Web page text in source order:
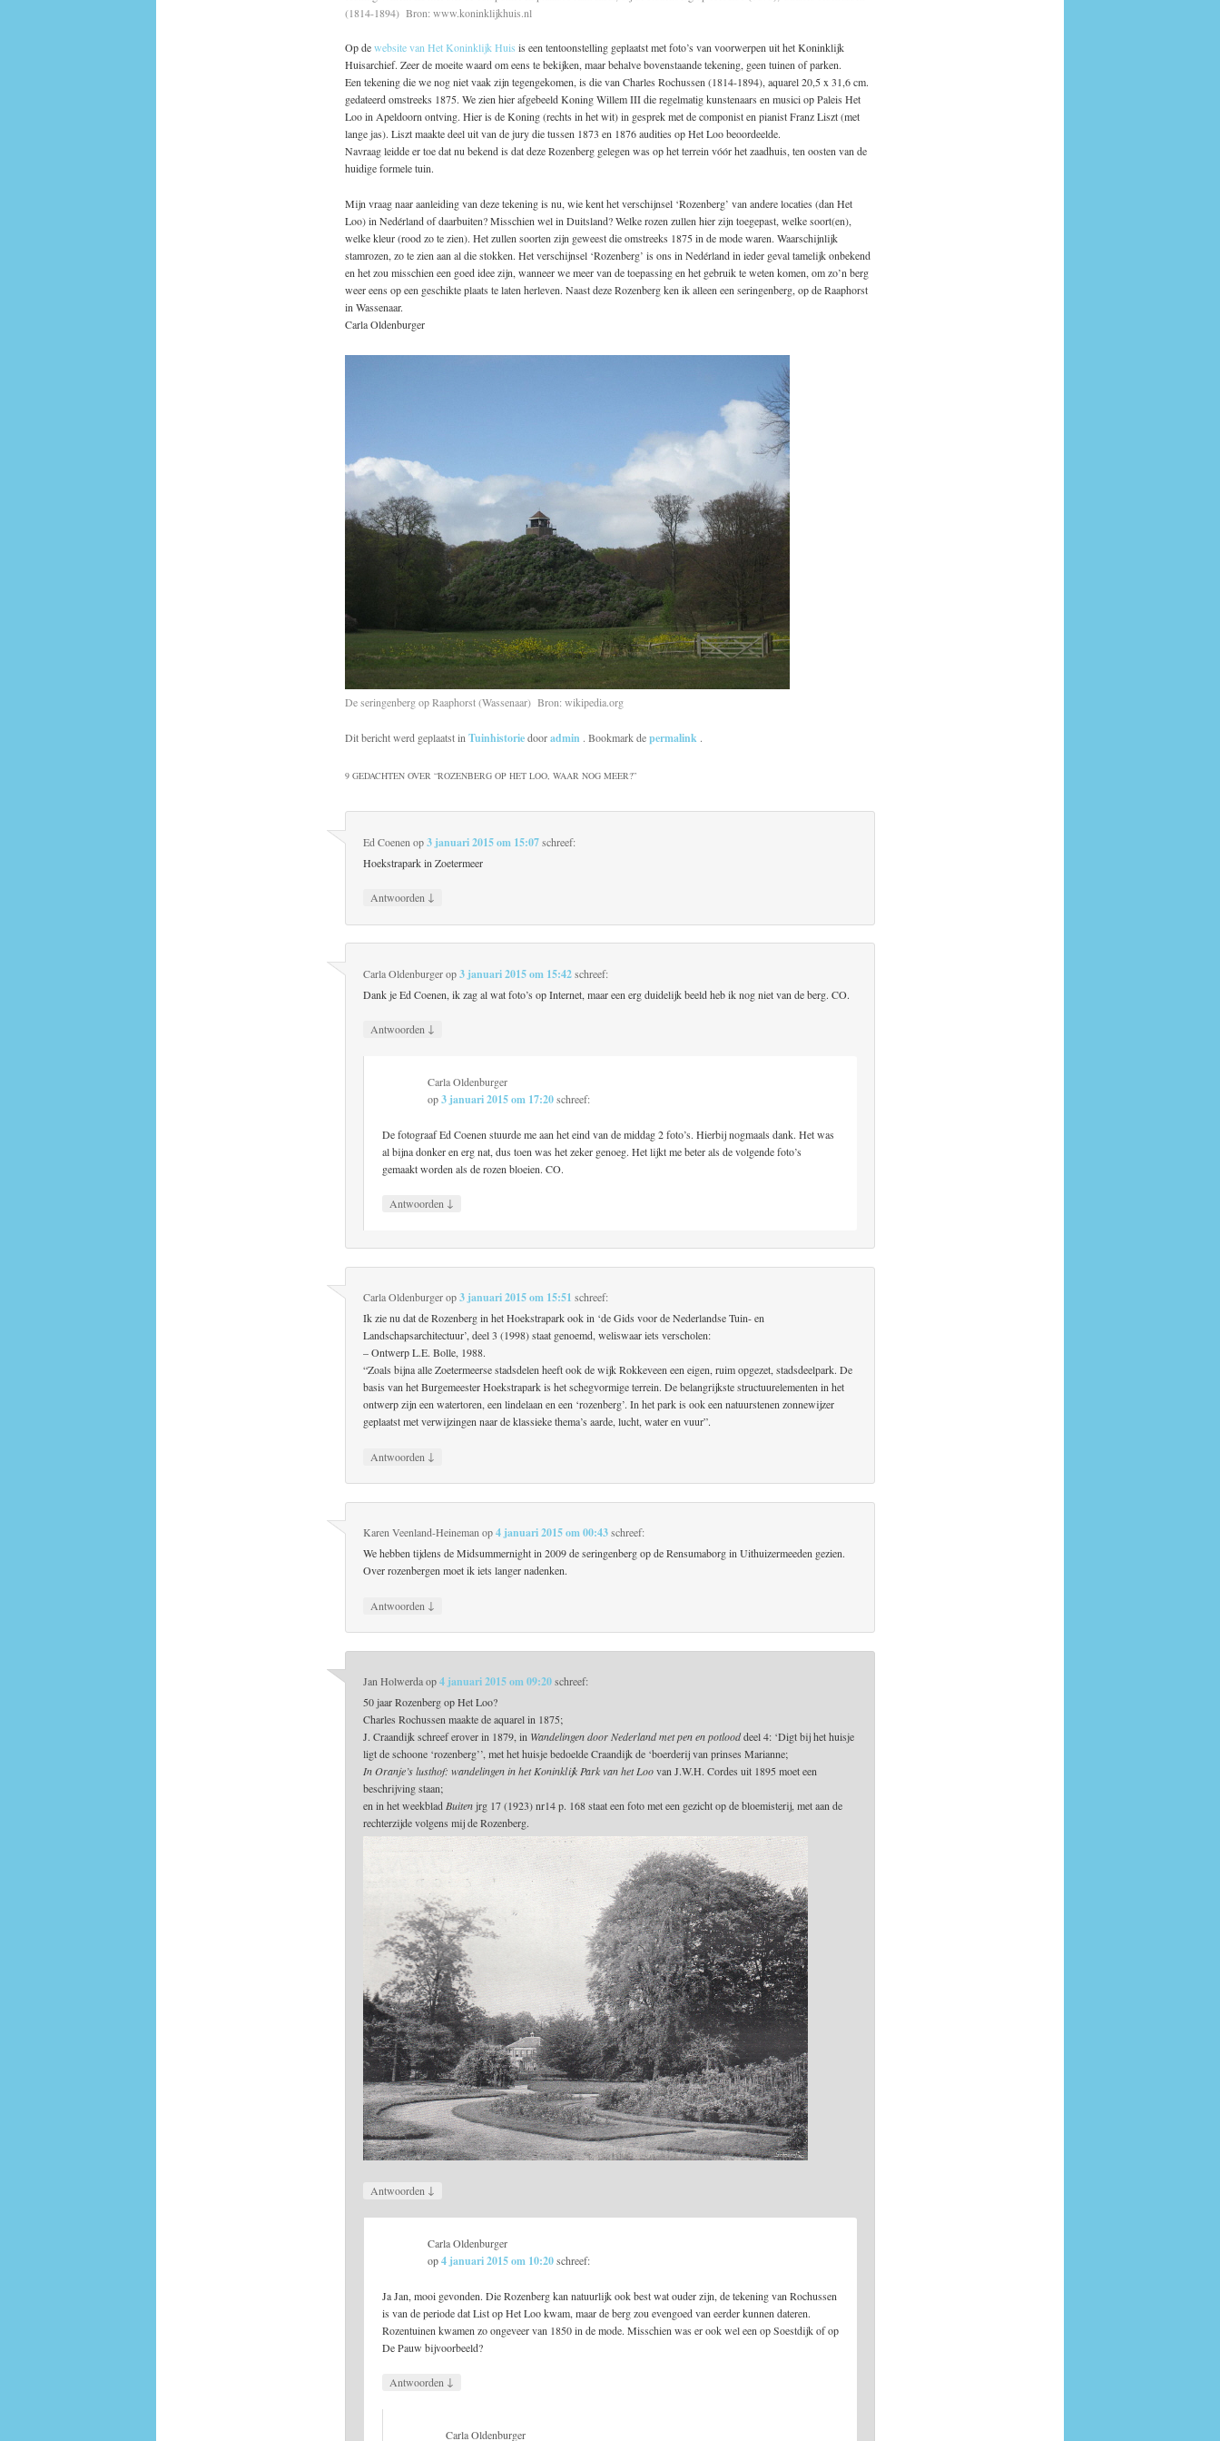
(1814-1894) Bron: www.koninklijkhuis.nl
Op dewebsite van Het Koninklijk Huis is een tentoonstelling geplaatst met foto’s van voorwerpen uit het Koninklijk
Huisarchief. Zeer de moeite waard om eens te bekijken, maar behalve bovenstaande tekening, geen tuinen of parken.
Een tekening die we nog niet vaak zijn tegengekomen, is die van Charles Rochussen (1814-1894), aquarel 20,5 x 31,6 cm.
gedateerd omstreeks 1875. We zien hier afgebeeld Koning Willem III die regelmatig kunstenaars en musici op Paleis Het
Loo in Apeldoorn ontving. Hier is de Koning (rechts in het wit) in gesprek met de componist en pianist Franz Liszt (met
lange jas). Liszt maakte deel uit van de jury die tussen 1873 en 1876 audities op Het Loo beoordeelde.
Navraag leidde er toe dat nu bekend is dat deze Rozenberg gelegen was op het terrein vóór het zaadhuis, ten oosten van de
huidige formele tuin.
Mijn vraag naar aanleiding van deze tekening is nu, wie kent het verschijnsel ‘Rozenberg’ van andere locaties (dan Het
Loo) in Nedérland of daarbuiten? Misschien wel in Duitsland? Welke rozen zullen hier zijn toegepast, welke soort(en),
welke kleur (rood zo te zien). Het zullen soorten zijn geweest die omstreeks 1875 in de mode waren. Waarschijnlijk
stamrozen, zo te zien aan al die stokken. Het verschijnsel ‘Rozenberg’ is ons in Nedérland in ieder geval tamelijk onbekend
en het zou misschien een goed idee zijn, wanneer we meer van de toepassing en het gebruik te weten komen, om zo’n berg
weer eens op een geschikte plaats te laten herleven. Naast deze Rozenberg ken ik alleen een seringenberg, op de Raaphorst
in Wassenaar.
Carla Oldenburger
De seringenberg op Raaphorst (Wassenaar) Bron: wikipedia.org
Dit bericht werd geplaatst in Tuinhistoriedooradmin . Bookmark depermalink .
9 GEDACHTEN OVER “ROZENBERG OP HET LOO, WAAR NOG MEER?”
Ed Coenen op3 januari 2015 om 15:07 schreef:
Hoekstrapark in Zoetermeer
Antwoorden ↓
Carla Oldenburgerop3 januari 2015 om 15:42 schreef:
Dank je Ed Coenen, ik zag al wat foto’s op Internet, maar een erg duidelijk beeld heb ik nog niet van de berg. CO.
Antwoorden ↓
Carla Oldenburger
op3 januari 2015 om 17:20schreef:
De fotograaf Ed Coenen stuurde me aan het eind van de middag 2 foto’s. Hierbij nogmaals dank. Het was
al bijna donker en erg nat, dus toen was het zeker genoeg. Het lijkt me beter als de volgende foto’s
gemaakt worden als de rozen bloeien. CO.
Antwoorden ↓
Carla Oldenburgerop3 januari 2015 om 15:51 schreef:
Ik zie nu dat de Rozenberg in het Hoekstrapark ook in ‘de Gids voor de Nederlandse Tuin- en
Landschapsarchitectuur’, deel 3 (1998) staat genoemd, weliswaar iets verscholen:
– Ontwerp L.E. Bolle, 1988.
“Zoals bijna alle Zoetermeerse stadsdelen heeft ook de wijk Rokkeveen een eigen, ruim opgezet, stadsdeelpark. De
basis van het Burgemeester Hoekstrapark is het schegvormige terrein. De belangrijkste structuurelementen in het
ontwerp zijn een watertoren, een lindelaan en een ‘rozenberg’. In het park is ook een natuurstenen zonnewijzer
geplaatst met verwijzingen naar de klassieke thema’s aarde, lucht, water en vuur”.
Antwoorden ↓
Karen Veenland-Heineman op4 januari 2015 om 00:43 schreef:
We hebben tijdens de Midsummernight in 2009 de seringenberg op de Rensumaborg in Uithuizermeeden gezien.
Over rozenbergen moet ik iets langer nadenken.
Antwoorden ↓
Jan Holwerdaop4 januari 2015 om 09:20 schreef:
50 jaar Rozenberg op Het Loo?
Charles Rochussen maakte de aquarel in 1875;
J. Craandijk schreef erover in 1879, in Wandelingen door Nederland met pen en potlooddeel 4: ‘Digt bij het huisje
ligt de schoone ‘rozenberg’’, met het huisje bedoelde Craandijk de ‘boerderij van prinses Marianne;
In Oranje’s lusthof: wandelingen in het Koninklijk Park van het Loovan J.W.H. Cordes uit 1895 moet een
beschrijving staan;
en in het weekblad Buitenjrg 17 (1923) nr14 p. 168 staat een foto met een gezicht op de bloemisterij, met aan de
rechterzijde volgens mij de Rozenberg.
Antwoorden ↓
Carla Oldenburger
op4 januari 2015 om 10:20schreef:
Ja Jan, mooi gevonden. Die Rozenberg kan natuurlijk ook best wat ouder zijn, de tekening van Rochussen
is van de periode dat List op Het Loo kwam, maar de berg zou evengoed van eerder kunnen dateren.
Rozentuinen kwamen zo ongeveer van 1850 in de mode. Misschien was er ook wel een op Soestdijk of op
De Pauw bijvoorbeeld?
Antwoorden ↓
Carla Oldenburger